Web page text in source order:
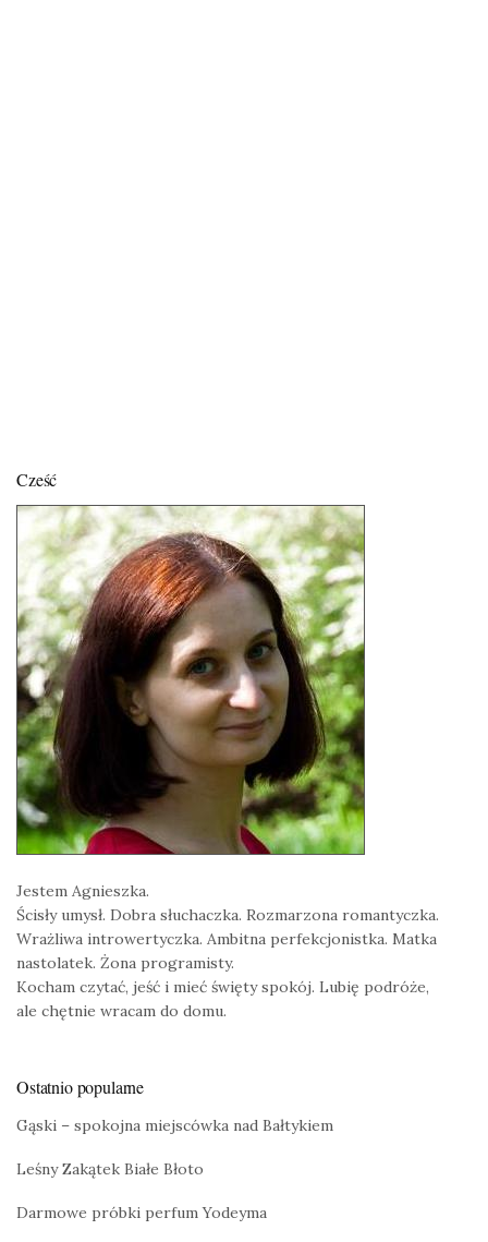
Cześć
Jestem Agnieszka.
Ścisły umysł. Dobra słuchaczka. Rozmarzona romantyczka.
Wrażliwa introwertyczka. Ambitna perfekcjonistka. Matka
nastolatek. Żona programisty.
Kocham czytać, jeść i mieć święty spokój. Lubię podróże,
ale chętnie wracam do domu.
Ostatnio popularne
Gąski – spokojna miejscówka nad Bałtykiem
Leśny Zakątek Białe Błoto
Darmowe próbki perfum Yodeyma